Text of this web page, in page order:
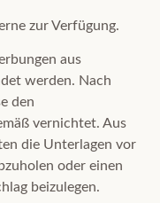
zur Verfügung.
aus
werden. Nach
den
vernichtet. Aus
die Unterlagen vor
oder einen
beizulegen.